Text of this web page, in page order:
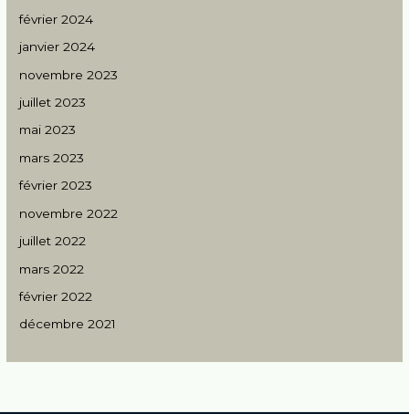
février 2024
janvier 2024
novembre 2023
juillet 2023
mai 2023
mars 2023
février 2023
novembre 2022
juillet 2022
mars 2022
février 2022
décembre 2021